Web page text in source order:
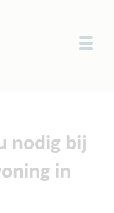
nodig bij
in